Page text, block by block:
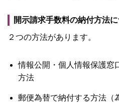
開示請求手数料の納付方法
２つの方法があります。
情報公開・個人情報保護窓
方法
郵便為替で納付する方法（